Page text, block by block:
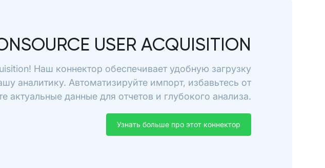
USER ACQUISITION
Наш коннектор обеспечивает удобную загрузку
аналитику. Автоматизируйте импорт, избавьтесь от
актуальные данные для отчетов и глубокого анализа.
Узнать больше про этот коннектор